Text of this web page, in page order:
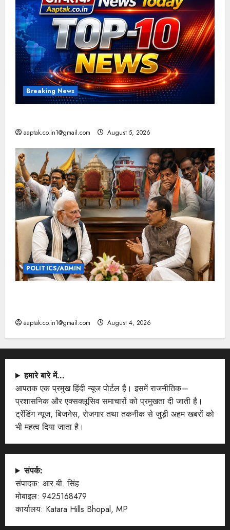
Breaking News
aaptak.co.in1@gmail.com August 5, 2026
POLITICS/ADMIN
aaptak.co.in1@gmail.com August 4, 2026
हमारे बारे में…
आपतक एक प्रमुख हिंदी न्यूज पोर्टल है। इसमें राजनीतिक—
प्रशासनिक और एक्सक्लूसिव समाचारों को प्रमुखता दी जाती है।
ट्रेंडिंग न्यूज, बिजनेस, रोजगार तथा तकनीक से जुड़ी अहम खबरों को
भी महत्व दिया जाता है।
संपर्क:
संपादक: आर.बी. सिंह
मोबाइल: 9425168479
कार्यालय: Katara Hills Bhopal, MP